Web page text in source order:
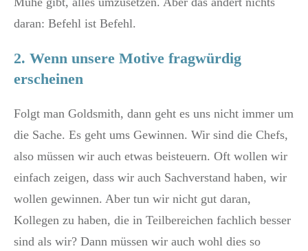
daran: Befehl ist Befehl.
2. Wenn unsere Motive fragwürdig
erscheinen
Folgt man Goldsmith, dann geht es uns nicht immer um
die Sache. Es geht ums Gewinnen. Wir sind die Chefs,
also müssen wir auch etwas beisteuern. Oft wollen wir
einfach zeigen, dass wir auch Sachverstand haben, wir
wollen gewinnen. Aber tun wir nicht gut daran,
Kollegen zu haben, die in Teilbereichen fachlich besser
sind als wir? Dann müssen wir auch wohl dies so